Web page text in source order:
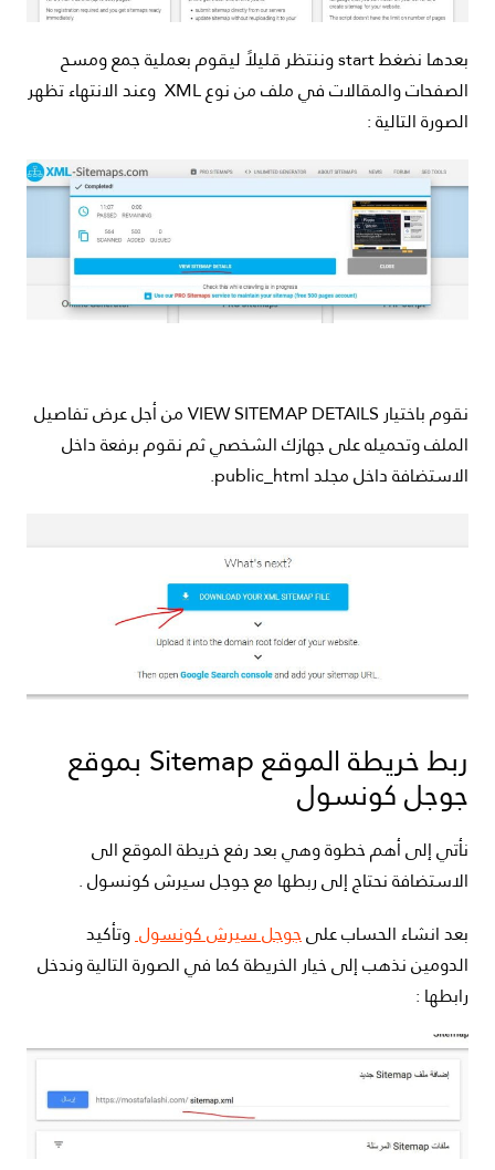
بعدها نضغط start وننتظر قليلاً ليقوم بعملية جمع ومسح
الصفحات والمقالات في ملف من نوع XML وعند الانتهاء تظهر
الصورة التالية :
نقوم باختيار VIEW SITEMAP DETAILS من أجل عرض تفاصيل
الملف وتحميله على جهازك الشخصي ثم نقوم برفعة داخل
الاستضافة داخل مجلد public_html.
ربط خريطة الموقع Sitemap بموقع
جوجل كونسول
نأتي إلى أهم خطوة وهي بعد رفع خريطة الموقع الى
الاستضافة نحتاج إلى ربطها مع جوجل سيرش كونسول .
بعد انشاء الحساب علىجوجل سيرش كونسولوتأكيد
الدومين نذهب إلى خيار الخريطة كما في الصورة التالية وندخل
رابطها :